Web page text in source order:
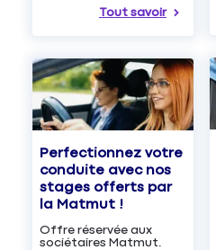
Tout savoir
Perfectionnez votre
conduite avec nos
stages offerts par
la Matmut !
Offre réservée aux
sociétaires Matmut.